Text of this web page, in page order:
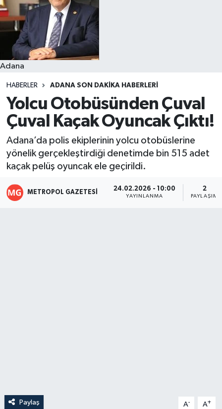
Adana
HABERLER ADANA SON DAKIKA HABERLERI
Yolcu Otobüsünden Çuval
Çuval Kaçak Oyuncak Çıktı!
Adana’da polis ekiplerinin yolcu otobüslerine
yönelik gerçekleştirdiği denetimde bin 515 adet
kaçak pelüş oyuncak ele geçirildi.
METROPOL GAZETESI 24.02.2026 - 10:00
YAYINLANMA
2
PAYLAŞIM
Paylaş A- A+
Resmi İlanlar